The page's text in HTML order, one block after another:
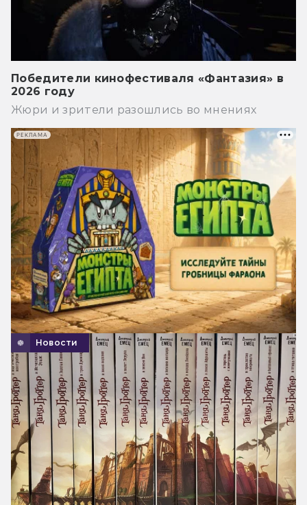
Победители кинофестиваля «Фантазия» в
2026 году
Жюри и зрители разошлись во мнениях
Новости
РЕКЛАМА